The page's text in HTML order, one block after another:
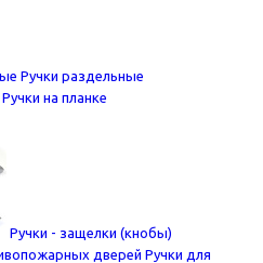
Ручки раздельные
Ручки на планке
Ручки - защелки (кнобы)
Ручки для